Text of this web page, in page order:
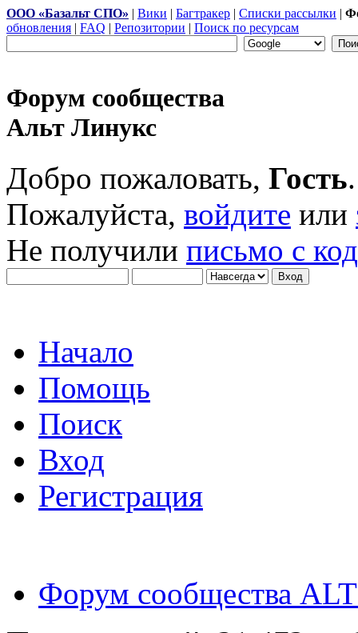
ООО «Базальт СПО» | Вики | Багтракер | Списки рассылки |
обновления | FAQ | Репозитории | Поиск по ресурсам
Форум сообщества
Альт Линукс
Добро пожаловать, Гость.
Пожалуйста, войдите или
Не получили письмо с
Начало
Помощь
Поиск
Вход
Регистрация
Форум сообщества